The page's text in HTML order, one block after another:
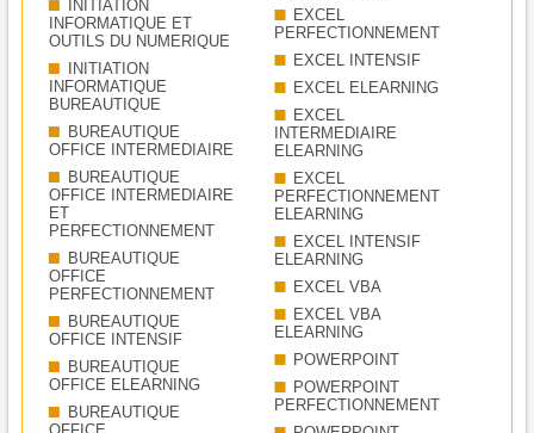
INITIATION
INFORMATIQUE ET
OUTILS DU NUMERIQUE
INITIATION
INFORMATIQUE
BUREAUTIQUE
BUREAUTIQUE
OFFICE INTERMEDIAIRE
BUREAUTIQUE
OFFICE INTERMEDIAIRE
ET
PERFECTIONNEMENT
BUREAUTIQUE
OFFICE
PERFECTIONNEMENT
BUREAUTIQUE
OFFICE INTENSIF
BUREAUTIQUE
OFFICE ELEARNING
BUREAUTIQUE
EXCEL
PERFECTIONNEMENT
EXCEL INTENSIF
EXCEL ELEARNING
EXCEL
INTERMEDIAIRE
ELEARNING
EXCEL
PERFECTIONNEMENT
ELEARNING
EXCEL INTENSIF
ELEARNING
EXCEL VBA
EXCEL VBA
ELEARNING
POWERPOINT
POWERPOINT
PERFECTIONNEMENT